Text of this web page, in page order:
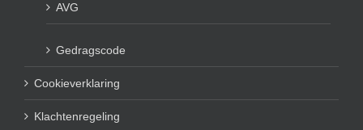
AVG
Gedragscode
Cookieverklaring
Klachtenregeling